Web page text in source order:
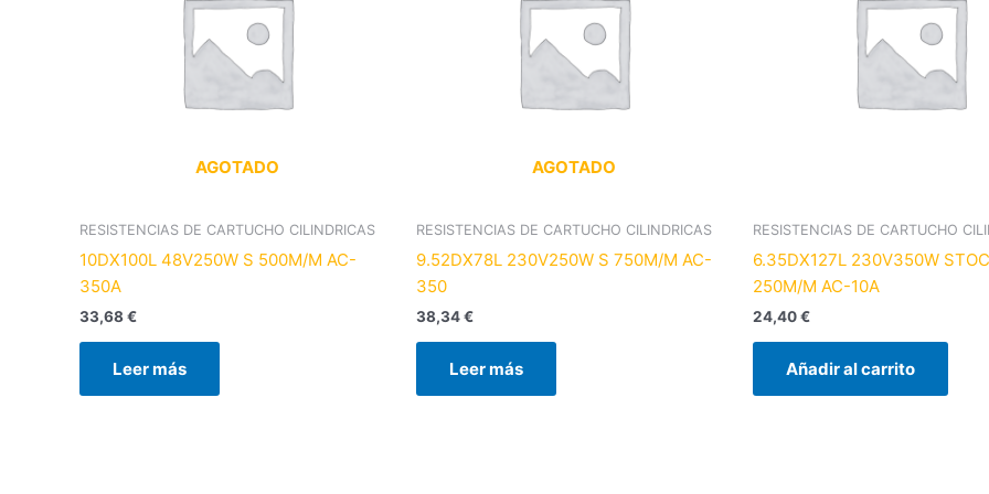
AGOTADO
RESISTENCIAS DE CARTUCHO CILINDRICAS
10DX100L 48V250W S 500M/M AC-
350A
33,68€
Leer más
AGOTADO
RESISTENCIAS DE CARTUCHO CILINDRICAS
9.52DX78L 230V250W S 750M/M AC-
350
38,34€
Leer más
RESISTENCIAS DE CARTUCHO
6.35DX127L 230V350W
250M/M AC-10A
24,40€
Añadir al carrito